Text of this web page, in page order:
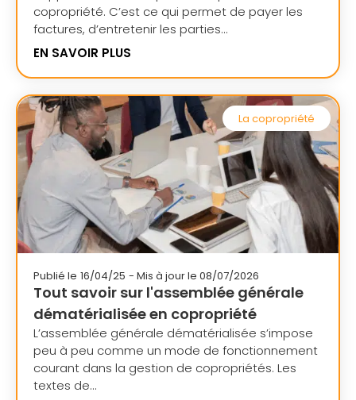
copropriété. C’est ce qui permet de payer les
factures, d’entretenir les parties...
EN SAVOIR PLUS
La copropriété
Publié le 16/04/25 - Mis à jour le 08/07/2026
Tout savoir sur l'assemblée générale
dématérialisée en copropriété
L’assemblée générale dématérialisée s’impose
peu à peu comme un mode de fonctionnement
courant dans la gestion de copropriétés. Les
textes de...